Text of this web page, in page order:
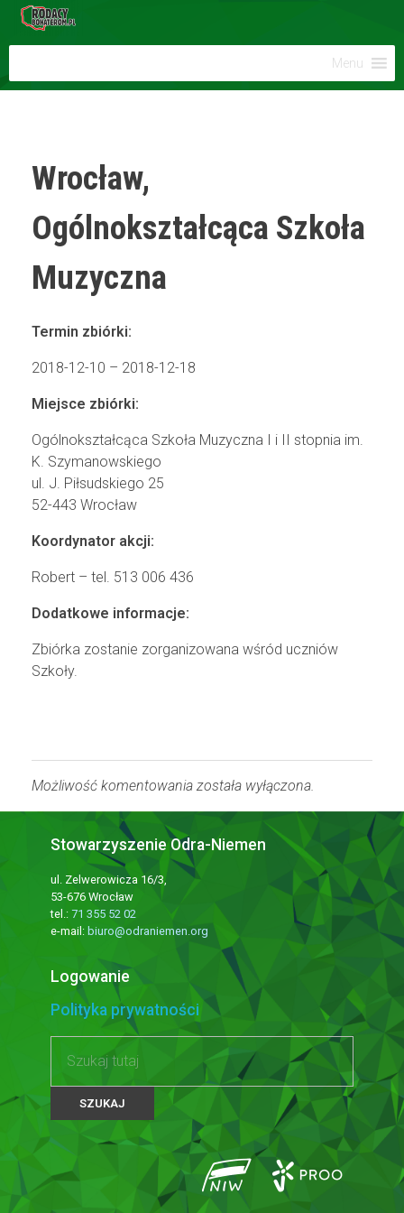
Menu
Wrocław,
Ogólnokształcąca Szkoła
Muzyczna
Termin zbiórki:
2018-12-10 – 2018-12-18
Miejsce zbiórki:
Ogólnokształcąca Szkoła Muzyczna I i II stopnia im.
K. Szymanowskiego
ul. J. Piłsudskiego 25
52-443 Wrocław
Koordynator akcji:
Robert – tel. 513 006 436
Dodatkowe informacje:
Zbiórka zostanie zorganizowana wśród uczniów
Szkoły.
Możliwość komentowania została wyłączona.
Stowarzyszenie Odra-Niemen
ul. Zelwerowicza 16/3,
53-676 Wrocław
tel.: 71 355 52 02
e-mail: biuro@odraniemen.org
Logowanie
Polityka prywatności